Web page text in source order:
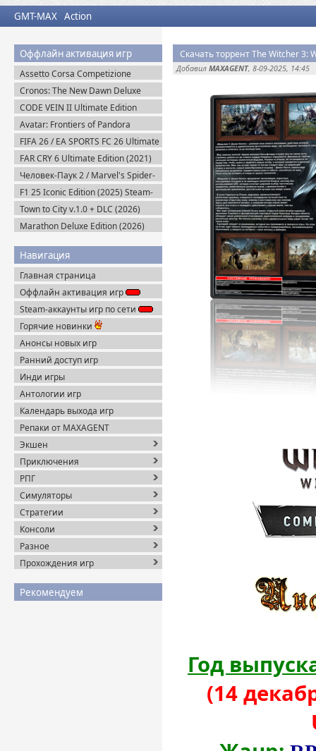
GMT-MAX Action
Оффлайн активация игр
Assetto Corsa Competizione
v.1.10.3 + Все DLC (2019) Пиратка
Cronos: The New Dawn Deluxe
Edition v.1.4.0.0 (2025) Пиратка
CODE VEIN II Ultimate Edition
(2026) Steam-Rip
Avatar: Frontiers of Pandora
Complete Edition (2023) Пиратка
FIFA 26 / EA SPORTS FC 26 Ultimate
Edition (2025) EA-Rip
FAR CRY 6 Ultimate Edition (2021)
Uplay-Rip
Человек-Паук 2 / Marvel's Spider-
Man 2 на ПК / PC v.2.727.0.0 (2025)
Пиратка
F1 25 Iconic Edition (2025) Steam-
Rip
Town to City v.1.0 + DLC (2026)
RePack
Marathon Deluxe Edition (2026)
Навигация
Главная страница
Оффлайн активация игр
Steam-аккаунты игр по сети
Горячие новинки
Анонсы новых игр
Ранний доступ игр
Инди игры
Антологии игр
Календарь выхода игр
Репаки от MAXAGENT
Экшен
Приключения
РПГ
Симуляторы
Стратегии
Консоли
Разное
Прохождения игр
Рекомендуем
Добавил MAXAGENT, 8-09-2025, 14:45
Год
(14